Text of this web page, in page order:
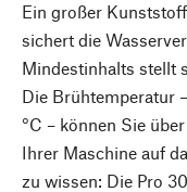
Ein großer
sichert die
Mindestinhalts stellt
Die Brühtemperatur
°C – können Sie
Ihrer Maschine auf
zu wissen: Die Pro